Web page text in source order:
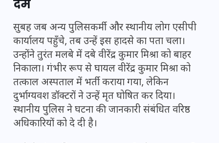
दम
सुबह जब अन्य पुलिसकर्मी और स्थानीय लोग एसीपी
कार्यालय पहुँचे, तब उन्हें इस हादसे का पता चला।
उन्होंने तुरंत मलबे में दबे वीरेंद्र कुमार मिश्रा को बाहर
निकाला। गंभीर रूप से घायल वीरेंद्र कुमार मिश्रा को
तत्काल अस्पताल में भर्ती कराया गया, लेकिन
दुर्भाग्यवश डॉक्टरों ने उन्हें मृत घोषित कर दिया।
स्थानीय पुलिस ने घटना की जानकारी संबंधित वरिष्ठ
अधिकारियों को दे दी है।